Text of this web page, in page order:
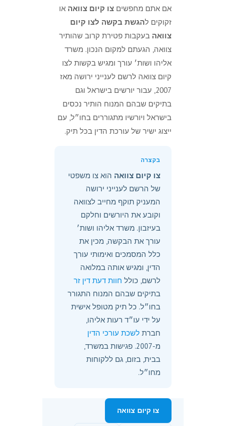
אם אתם מחפשים צו קיום צוואה או
זקוקים להגשת בקשה לצו קיום
צוואה בעקבות פטירת קרוב שהותיר
צוואה, הגעתם למקום הנכון. משרד
אליהו ושות׳ עורך ומגיש בקשות לצו
קיום צוואה לרשם לענייני ירושה מאז
2007, עבור יורשים בישראל וגם
בתיקים שבהם המנוח הותיר נכסים
בישראל ויורשיו מתגוררים בחו״ל, עם
ייצוג ישיר של עורכת הדין בכל תיק.
בקצרה
צו קיום צוואה הוא צו משפטי
של הרשם לענייני ירושה
המעניק תוקף מחייב לצוואה
וקובע את היורשים וחלקם
בעיזבון. משרד אליהו ושות׳
עורך את הבקשה, מכין את
כלל המסמכים ואימותי עורך
הדין, ומגיש אותה במלואה
לרשם, כולל חוות דעת דין זר
בתיקים שבהם המנוח התגורר
בחו״ל. כל תיק מטופל אישית
על ידי עו״ד רעות אליהו,
חברת לשכת עורכי הדין
מ-2007. פגישות במשרד,
בבית, בזום, גם ללקוחות
מחו״ל.
צו קיום צוואה